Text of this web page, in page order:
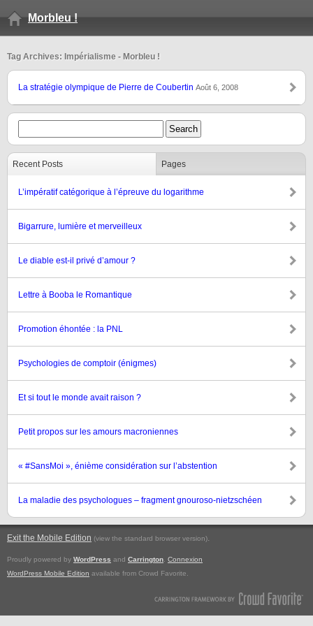
Morbleu !
Tag Archives: Impérialisme - Morbleu !
La stratégie olympique de Pierre de Coubertin Août 6, 2008
Recent Posts Pages
L’impératif catégorique à l’épreuve du logarithme
Bigarrure, lumière et merveilleux
Le diable est-il privé d’amour ?
Lettre à Booba le Romantique
Promotion éhontée : la PNL
Psychologies de comptoir (énigmes)
Et si tout le monde avait raison ?
Petit propos sur les amours macroniennes
« #SansMoi », énième considération sur l’abstention
La maladie des psychologues – fragment gnouroso-nietzschéen
Exit the Mobile Edition (view the standard browser version).
Proudly powered by WordPress and Carrington Connexion
WordPress Mobile Edition available from Crowd Favorite.